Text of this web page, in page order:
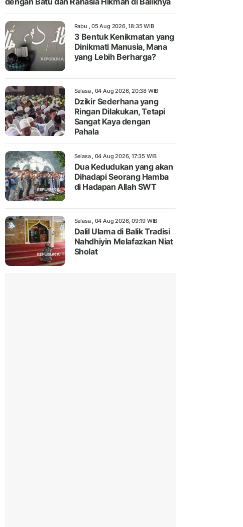
Rabu , 05 Aug 2026, 18:35 WIB
3 Bentuk Kenikmatan yang
Dinikmati Manusia, Mana
yang Lebih Berharga?
Selasa , 04 Aug 2026, 20:38 WIB
Dzikir Sederhana yang
Ringan Dilakukan, Tetapi
Sangat Kaya dengan
Pahala
Selasa , 04 Aug 2026, 17:35 WIB
Dua Kedudukan yang akan
Dihadapi Seorang Hamba
di Hadapan Allah SWT
Selasa , 04 Aug 2026, 09:19 WIB
Dalil Ulama di Balik Tradisi
Nahdhiyin Melafazkan Niat
Sholat